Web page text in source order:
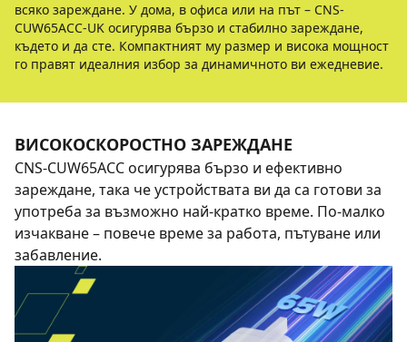
всяко зареждане. У дома, в офиса или на път – CNS-
CUW65ACC-UK осигурява бързо и стабилно зареждане,
където и да сте. Компактният му размер и висока мощност
го правят идеалния избор за динамичното ви ежедневие.
ВИСОКОСКОРОСТНО ЗАРЕЖДАНЕ
CNS-CUW65ACC осигурява бързо и ефективно
зареждане, така че устройствата ви да са готови за
употреба за възможно най-кратко време. По-малко
изчакване – повече време за работа, пътуване или
забавление.